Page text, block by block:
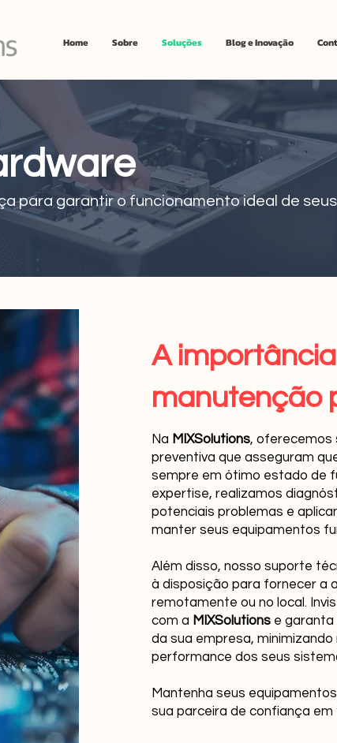
Home Sobre Soluções Blog e Inovação
para garantir o funcionamento ideal de
A
manutenção
Na MIXSolutions, oferecemos
preventiva que asseguram
sempre em ótimo estado de
expertise, realizamos
potenciais problemas e
manter seus equipamentos
Além disso, nosso suporte
à disposição para fornecer a
remotamente ou no local.
com a MIXSolutionse garanta
da sua empresa,
performance dos seus
Mantenha seus
sua parceira de confiança em